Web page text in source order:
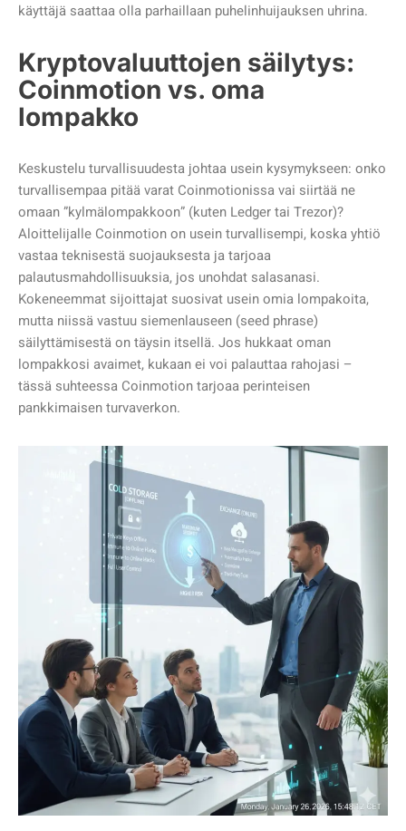
käyttäjä saattaa olla parhaillaan puhelinhuijauksen uhrina.
Kryptovaluuttojen säilytys:
Coinmotion vs. oma
lompakko
Keskustelu turvallisuudesta johtaa usein kysymykseen: onko
turvallisempaa pitää varat Coinmotionissa vai siirtää ne
omaan ”kylmälompakkoon” (kuten Ledger tai Trezor)?
Aloittelijalle Coinmotion on usein turvallisempi, koska yhtiö
vastaa teknisestä suojauksesta ja tarjoaa
palautusmahdollisuuksia, jos unohdat salasanasi.
Kokeneemmat sijoittajat suosivat usein omia lompakoita,
mutta niissä vastuu siemenlauseen (seed phrase)
säilyttämisestä on täysin itsellä. Jos hukkaat oman
lompakkosi avaimet, kukaan ei voi palauttaa rahojasi –
tässä suhteessa Coinmotion tarjoaa perinteisen
pankkimaisen turvaverkon.